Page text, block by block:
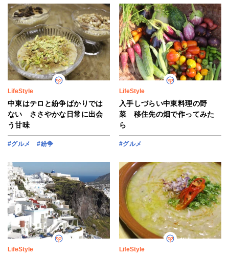
LifeStyle
中東はテロと紛争ばかりでは
ない ささやかな日常に出会
う甘味
#グルメ #紛争
LifeStyle
入手しづらい中東料理の野
菜 移住先の畑で作ってみた
ら
#グルメ
LifeStyle LifeStyle